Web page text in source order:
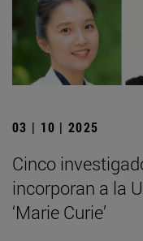
03 | 10 | 2025
Cinco
incorporan a la
‘Marie Curie’